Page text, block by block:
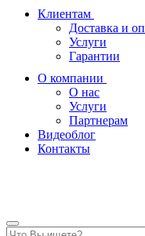
Клиентам
Доставка и
Услуги
Гарантии
О компании
О нас
Услуги
Партнерам
Видеоблог
Контакты